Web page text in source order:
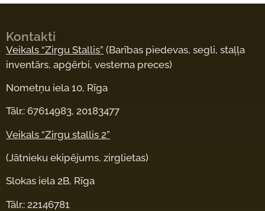
Kontakti
Veikals “Zirgu Stallis” (Barības piedevas, segli, staļļa
inventārs, apģērbi, vesterna preces)
Nometņu iela 10, Rīga
Tālr.: 67614983, 20183477
Veikals “Zirgu stallis 2”
(Jātnieku ekipējums, zirglietas)
Slokas iela 2B, Rīga
Tālr.: 22146781